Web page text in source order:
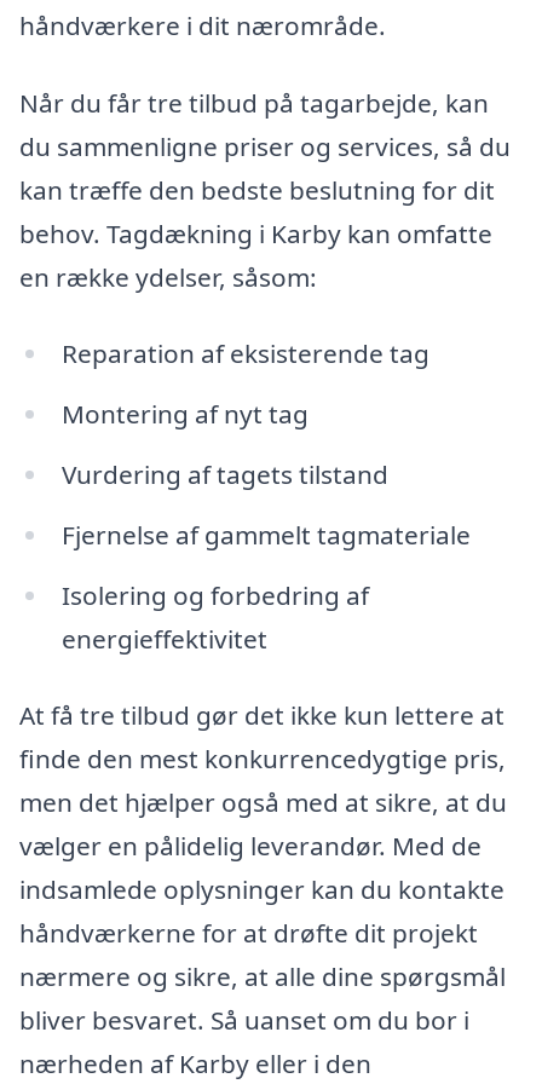
håndværkere i dit nærområde.
Når du får tre tilbud på tagarbejde, kan
du sammenligne priser og services, så du
kan træffe den bedste beslutning for dit
behov. Tagdækning i Karby kan omfatte
en række ydelser, såsom:
Reparation af eksisterende tag
Montering af nyt tag
Vurdering af tagets tilstand
Fjernelse af gammelt tagmateriale
Isolering og forbedring af
energieffektivitet
At få tre tilbud gør det ikke kun lettere at
finde den mest konkurrencedygtige pris,
men det hjælper også med at sikre, at du
vælger en pålidelig leverandør. Med de
indsamlede oplysninger kan du kontakte
håndværkerne for at drøfte dit projekt
nærmere og sikre, at alle dine spørgsmål
bliver besvaret. Så uanset om du bor i
nærheden af Karby eller i den